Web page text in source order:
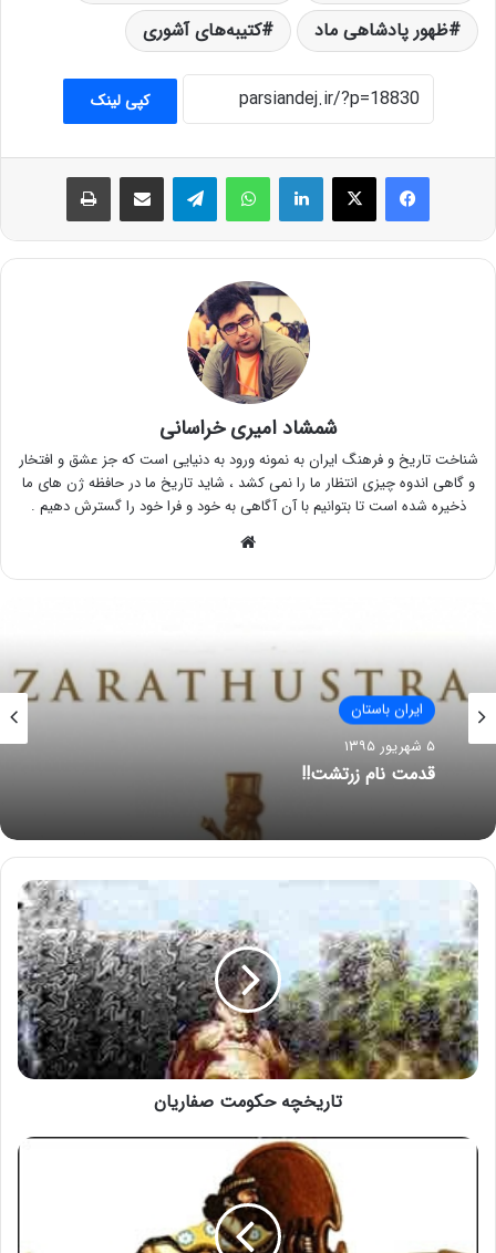
ظهور پادشاهی ماد
کتیبه‌های آشوری
کپی لینک
فیس بوک X لینکدین واتس آپ تلگرام اشتراک گذاری از طریق ایمیل چاپ
شمشاد امیری خراسانی
شناخت تاریخ و فرهنگ ایران به نمونه ورود به دنیایی است که جز عشق و افتخار
و گاهی اندوه چیزی انتظار ما را نمی کشد ، شاید تاریخ ما در حافظه ژن های ما
ذخیره شده است تا بتوانیم با آن آگاهی به خود و فرا خود را گسترش دهیم .
ایران باستان
۵ شهریور ۱۳۹۵
قدمت نام زرتشت!!
تاریخچه حکومت صفاریان